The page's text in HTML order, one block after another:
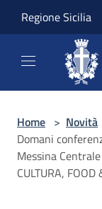
Regione Sicilia
Home > Novità
Domani
Messina
CULTURA,